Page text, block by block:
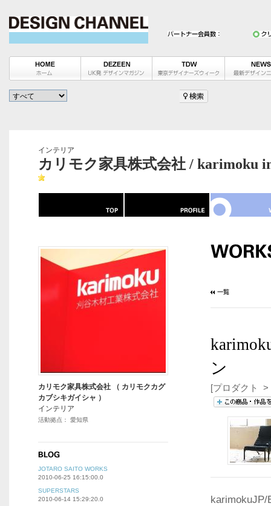
インテリア
カリモク家具株式会社 / karimoku
ン
[プロダクト >
カリモク家具株式会社 （ カリモクカグ
カブシキガイシャ ）
インテリア
活動拠点： 愛知県
JOTARO SAITO WORKS
2010-06-25 16:15:00.0
SUPERSTARS
2010-06-14 15:29:20.0